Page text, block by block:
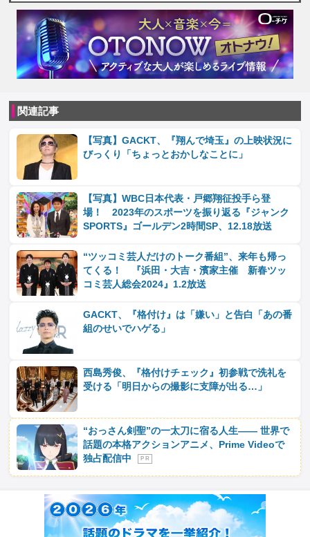
関連記事
【写真】GACKT、『翔んで埼玉』の上映状況に
びっくり「ちょっとおかしなことに」
【写真】WBC日本代表・戸郷翔征投手ら登
場！ 2023年のスポーツを振り返る『ジャンク
SPORTS』ゴールデン2時間SP、12.18放送
“ツッコミ芸人だけのトーク番組”、来年も帰っ
てくる！ 『浜田・大吉・濱家主催 新春ツッ
コミ芸人総会2024』1.2放送
GACKT、『格付け』は「嫌い」と告白「あの番
組のせいでハゲる」
西島秀俊、『格付けチェック』初参戦で洗礼を
受ける「明日からの撮影に支障が出る…」
“おっさん剣聖”の一太刀に宿る人生―― 世界で
話題の本格アクションアニメ、Prime Videoで
独占配信中
P R